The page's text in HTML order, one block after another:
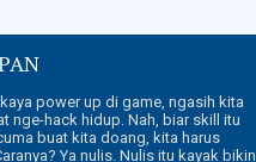
power up di game, ngasih kita
nge-hack hidup. Nah, biar skill itu
buat kita doang, kita harus
Ya nulis. Nulis itu kayak bikin